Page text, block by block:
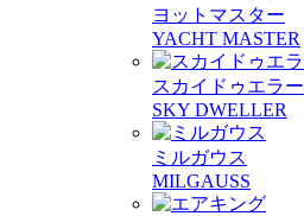
ヨットマスター
YACHT MASTER
スカイドゥエラー
SKY DWELLER
ミルガウス
MILGAUSS